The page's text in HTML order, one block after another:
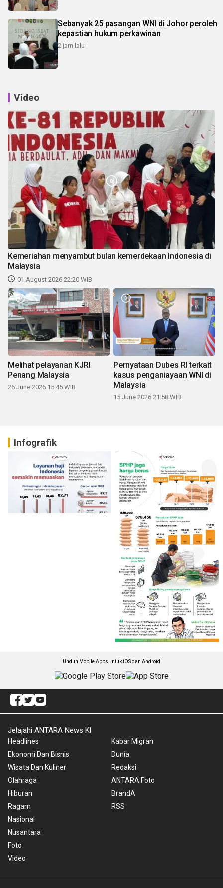
Sebanyak 25 pasangan WNI di Johor peroleh
kepastian hukum perkawinan
2 jam lalu
Video
Kemeriahan menyambut bulan kemerdekaan Indonesia di
Malaysia
01 August 2026 22:20 WIB
Melihat pelayanan KJRI
Penang Malaysia
26 June 2026 15:45 WIB
Pernyataan Dubes RI terkait
kasus penganiayaan WNI di
Malaysia
15 June 2026 21:58 WIB
Infografik
Unduh Mobile Apps untuk iOS dan Android
Jelajahi ANTARA News Kl
Headlines
Ekonomi Dan Bisnis
Wisata Dan Kuliner
Olahraga
Hiburan
Ragam
Nasional
Nusantara
Foto
Video
Kabar Migran
Dunia
Redaksi
ANTARA Foto
BrandA
RSS